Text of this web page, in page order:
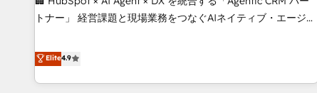
トナー」 経営課題と現場業務をつなぐAIネイティブ・エージェ
再設計します。 💡 100inc は何をする会社か？ HubSpotを共
通基盤に、AIエージェントを組み込んだ顧客フロント業務（マ
ーケティング・営業・CS）を組織全体で設計・実装する日本の
Elite4.9